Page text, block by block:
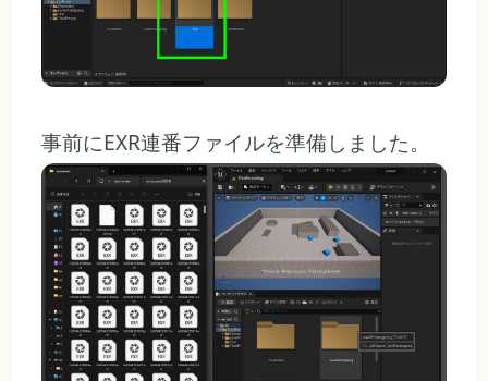
事前にEXR連番ファイルを準備しました。